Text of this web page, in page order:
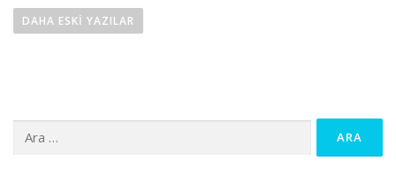
aDAHA ESKI YAZILAR